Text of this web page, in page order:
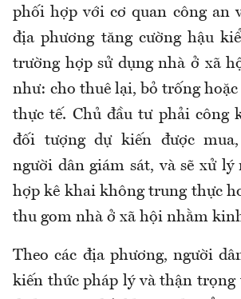
phối hợp với cơ quan công an
địa phương tăng cường hậu
trường hợp sử dụng nhà ở xã
như: cho thuê lại, bỏ trống hoặc
thực tế. Chủ đầu tư phải công
đối tượng dự kiến được
người dân giám sát, và sẽ xử
hợp kê khai không trung thực
thu gom nhà ở xã hội nhằm
Theo các địa phương, người
kiến thức pháp lý và thận trọng